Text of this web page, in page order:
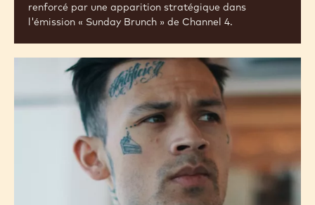
renforcé par une apparition stratégique dans
l'émission « Sunday Brunch » de Channel 4.
SEBASTIAN
PETTERSSON